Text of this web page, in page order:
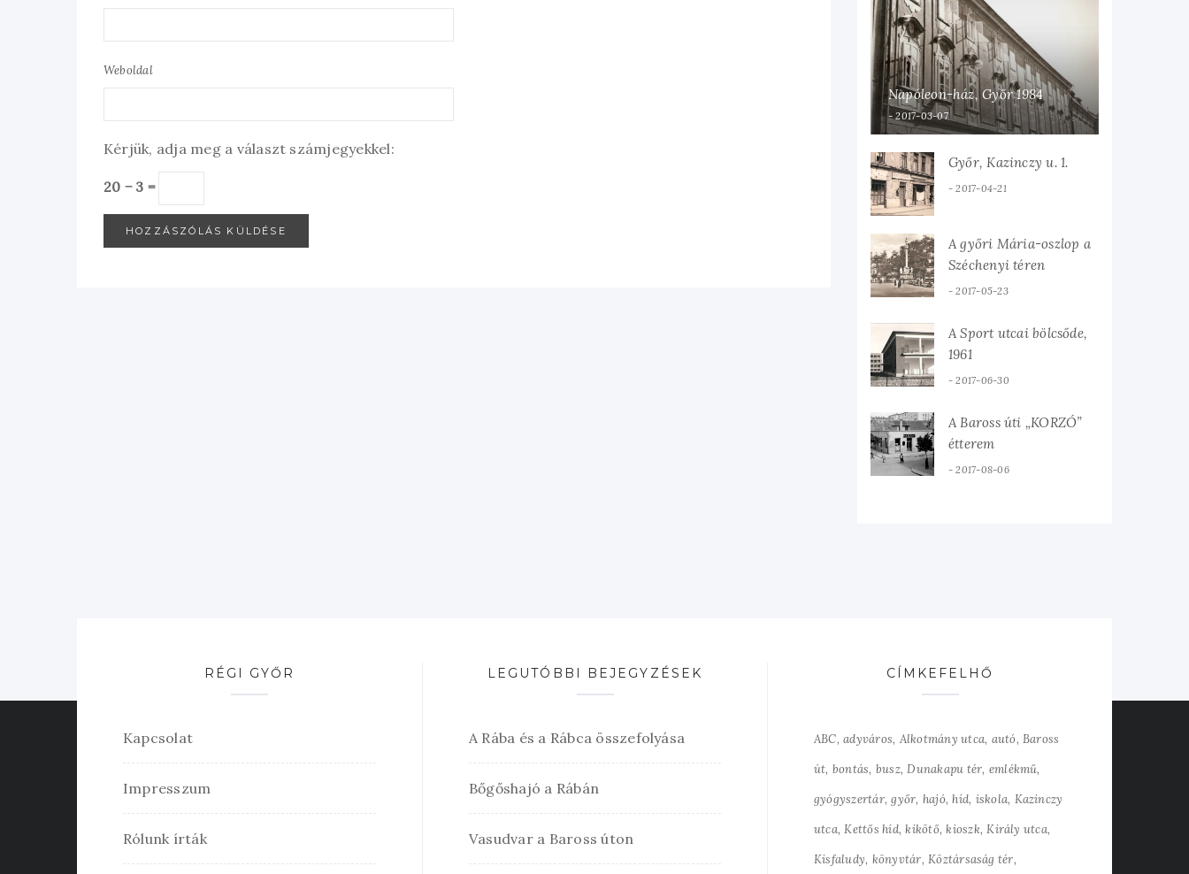
Weboldal
Kérjük, adja meg a választ számjegyekkel:
20 − 3 =
Napóleon-ház, Győr 1984
2017-03-07
Győr, Kazinczy u. 1.
2017-04-21
A győri Mária-oszlop a
Széchenyi téren
2017-05-23
A Sport utcai bölcsőde,
1961
2017-06-30
A Baross úti „KORZÓ”
étterem
2017-08-06
RÉGI GYŐR
Kapcsolat
Impresszum
Rólunk írták
LEGUTÓBBI BEJEGYZÉSEK
A Rába és a Rábca összefolyása
Bőgőshajó a Rábán
Vasudvar a Baross úton
CÍMKEFELHŐ
ABC adyváros Alkotmány utca autó Baross
út bontás busz Dunakapu tér emlékmű
gyógyszertár győr hajó híd iskola Kazinczy
utca Kettős híd kikötő kioszk Király utca
Kisfaludy könyvtár Köztársaság tér